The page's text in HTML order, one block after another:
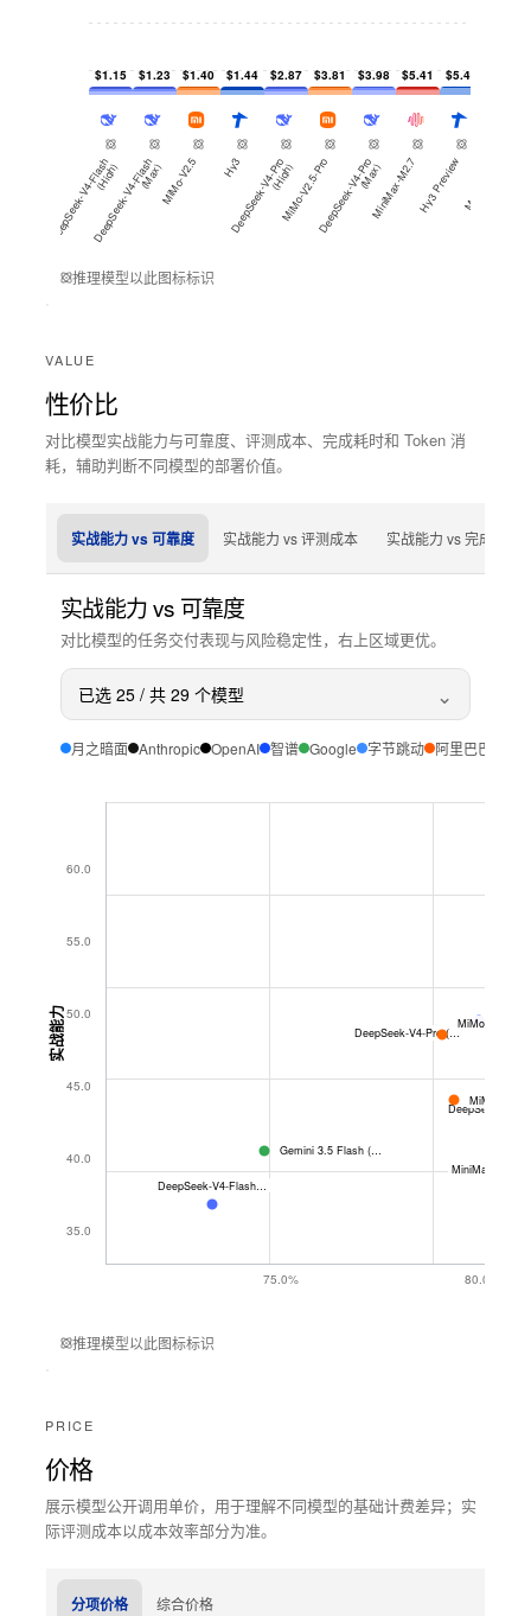
$1.15
D
e
e
p
S
e
e
k
-
V
4
-
Fl
a
s
h
(
Hi
g
h
)
$1.23
D
e
e
p
S
e
e
k
-
V
4
-
Fl
a
s
h
(
M
a
x
)
$1.40
MiMo-V2.5
$1.44
Hy3
$2.87
D
e
e
p
S
e
e
k
-
V
4
-
P
r
o
(
Hi
g
h
)
$3.81
MiMo-V2.5-Pro
$3.98
D
e
e
p
S
e
e
k
-
V
4
-
P
r
o
(
M
a
x
)
$5.41
MiniMax-M2.7
$5.49
Hy3 Preview
推理模型以此图标标识
VALUE
性价比
对比模型实战能力与可靠度、评测成本、完成耗时和 Token 消
耗，辅助判断不同模型的部署价值。
实战能力 vs 可靠度 实战能力 vs 评测成本 实战能力 vs 完成耗时
实战能力vs 可靠度
对比模型的任务交付表现与风险稳定性，右上区域更优。
已选 25 / 共 29 个模型 ⌄
月之暗面 Anthropic OpenAI 智谱 Google 字节跳动 阿里巴巴
实战能力
35.0
40.0
45.0
50.0
55.0
60.0
75.0% 80.0%
DeepSeek-V4-Pro (Max)
MiMo-V2.5
MiMo-V2.5-
Gemini 3.5 Flash (High)
MiniMax-M2.7
推理模型以此图标标识
PRICE
价格
展示模型公开调用单价，用于理解不同模型的基础计费差异；实
际评测成本以成本效率部分为准。
分项价格 综合价格